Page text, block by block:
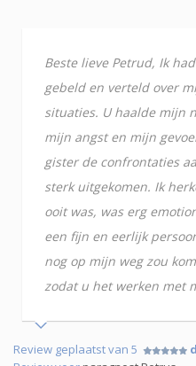
Beste lieve Petrud, Ik
gebeld en verteld over
situaties. U haalde mijn
mijn angst en mijn
gister de confrontaties
sterk uitgekomen. Ik
ooit was, was erg
een fijn en eerlijk
nog op mijn weg zou
zodat u het werken met
Review geplaatst van 5